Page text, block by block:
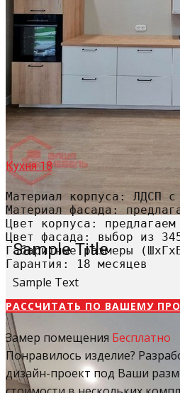
Sample Title
Sample Text
Кухня 18
Материал корпуса: ЛДСП
Материал фасада:
Цвет корпуса: предлагаем
Цвет фасада: выбор из
Габаритные размеры
Гарантия: 18 месяцев
РАССЧИТАТЬ​ ПО ВАШЕМУ
Замер помещения Бесплатно
Понравилось изделие?
дизайн-проект под Ваши